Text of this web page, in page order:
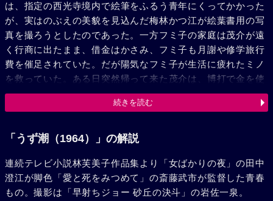
は、指定の西光寺境内で絵筆をふるう青年にくってかかった
が、実はのぶえの美貌を見込んだ梅林かつ江が絵葉書用の写
真を撮ろうとしたのであった。一方フミ子の家庭は茂介が遠
く行商に出たまま、借金はかさみ、フミ子も月謝や修学旅行
費を催足されていた。だが陽気なフミ子が生活に疲れたミノ
を救っていた。ある日突然帰って来た茂介は、博打で金を使
い果していた。仕方なく借金のため大杉質店に行ったフミ子
は、境内で会った青年大杉光平に会って、恥しさに逃げ帰っ
フミ子は修学旅行費の捻出のため帆布工場の臨時工になり、
胸中を察すると、茂介に自分のお金をさし出した。修学旅行
を断念したフミ子に、突然、二郎がプロポーズした。学業に
専念したいと断ったフミ子を、光平のためだと誤解した二郎
続きを読む
「うず潮（1964）」の解説
連続テレビ小説林芙美子作品集より「女ばかりの夜」の田中
澄江が脚色「愛と死をみつめて」の斎藤武市が監督した青春
もの。撮影は「早射ちジョー 砂丘の決斗」の岩佐一泉。